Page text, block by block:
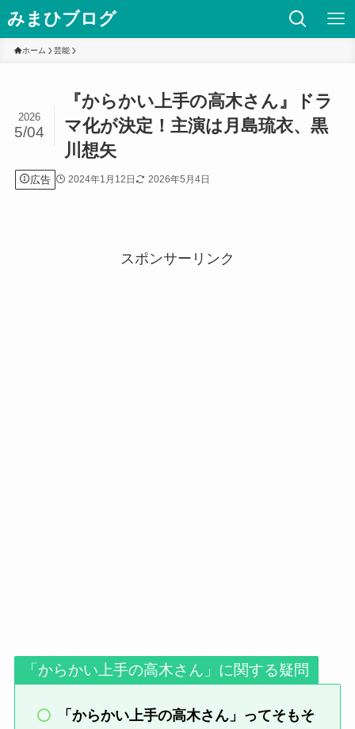
みまひブログ
ホーム 芸能
『からかい上手の高木さん』ドラ
マ化が決定！主演は月島琉衣、黒
川想矢
2026
5/04
広告 2024年1月12日 2026年5月4日
スポンサーリンク
「からかい上手の高木さん」に関する疑問
「からかい上手の高木さん」ってそもそ